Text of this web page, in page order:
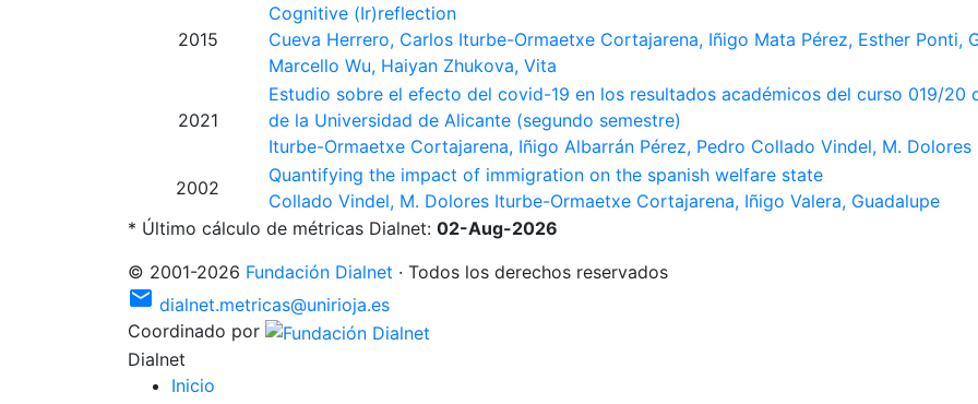
2015
Cognitive (Ir)reflection
Cueva Herrero, Carlos Iturbe-Ormaetxe Cortajarena, Iñigo Mata Pérez, Esther Ponti,
Marcello Wu, Haiyan Zhukova, Vita
2021
Estudio sobre el efecto del covid-19 en los resultados académicos del curso 019/20
de la Universidad de Alicante (segundo semestre)
Iturbe-Ormaetxe Cortajarena, Iñigo Albarrán Pérez, Pedro Collado Vindel, M. Dolores
2002
Quantifying the impact of immigration on the spanish welfare state
Collado Vindel, M. Dolores Iturbe-Ormaetxe Cortajarena, Iñigo Valera, Guadalupe
* Último cálculo de métricas Dialnet: 02-Aug-2026
© 2001-2026 Fundación Dialnet · Todos los derechos reservados
mail dialnet.metricas@unirioja.es
Coordinado por
Dialnet
Inicio